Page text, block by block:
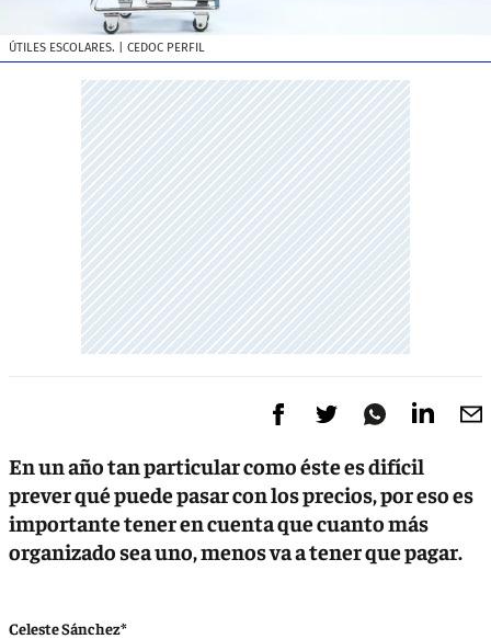
ÚTILES ESCOLARES. | CEDOC PERFIL
En un año tan particular como éste es difícil
prever qué puede pasar con los precios, por eso es
importante tener en cuenta que cuanto más
organizado sea uno, menos va a tener que pagar.
Celeste Sánchez*